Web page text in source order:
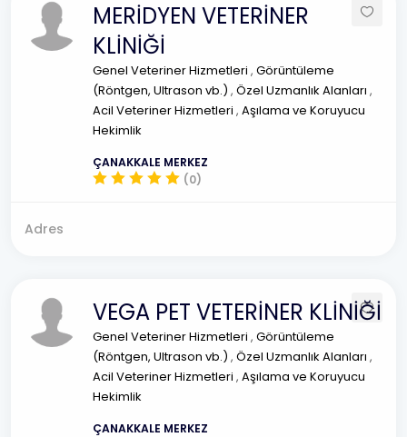
MERİDYEN VETERİNER
KLİNİĞİ
Genel Veteriner Hizmetleri , Görüntüleme
(Röntgen, Ultrason vb.) , Özel Uzmanlık Alanları ,
Acil Veteriner Hizmetleri , Aşılama ve Koruyucu
Hekimlik
ÇANAKKALE MERKEZ
(0)
Adres
VEGA PET VETERİNER KLİNİĞİ
Genel Veteriner Hizmetleri , Görüntüleme
(Röntgen, Ultrason vb.) , Özel Uzmanlık Alanları ,
Acil Veteriner Hizmetleri , Aşılama ve Koruyucu
Hekimlik
ÇANAKKALE MERKEZ